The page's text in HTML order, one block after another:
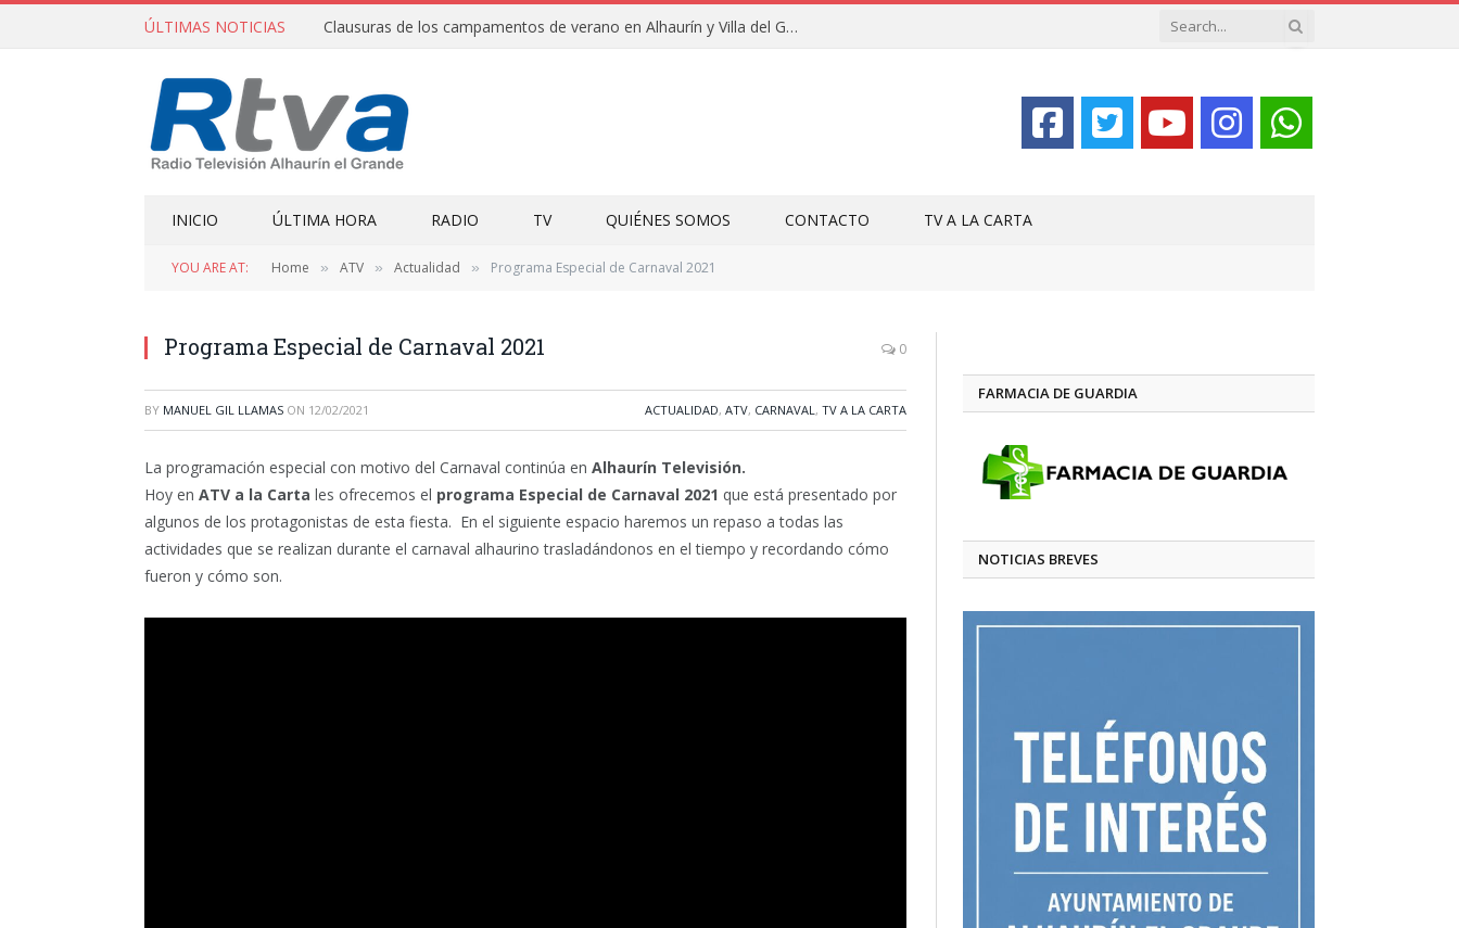
ÚLTIMAS NOTICIAS Clausuras de los campamentos de verano en Alhaurín y Villa del Guadalhorce 2026
INICIO ÚLTIMA HORA RADIO TV QUIÉNES SOMOS CONTACTO TV A LA CARTA
YOU ARE AT: Home » ATV » Actualidad » Programa Especial de Carnaval 2021
Programa Especial de Carnaval 2021 0
BY MANUEL GIL LLAMAS ON 12/02/2021 ACTUALIDAD, ATV, CARNAVAL, TV A LA CARTA
La programación especial con motivo del Carnaval continúa en Alhaurín Televisión.
Hoy en ATV a la Carta les ofrecemos el programa Especial de Carnaval 2021 que está presentado por
algunos de los protagonistas de esta fiesta. En el siguiente espacio haremos un repaso a todas las
actividades que se realizan durante el carnaval alhaurino trasladándonos en el tiempo y recordando cómo
fueron y cómo son.
FARMACIA DE GUARDIA
NOTICIAS BREVES